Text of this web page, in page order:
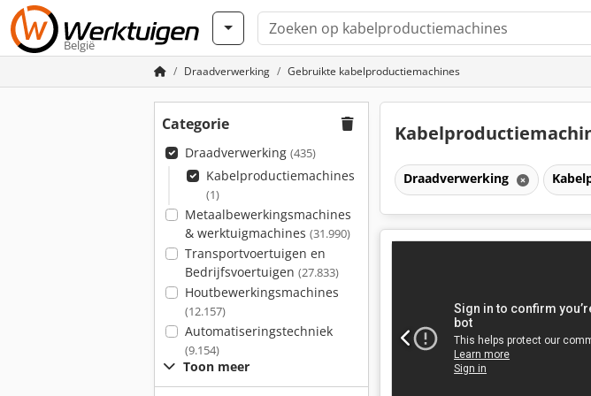
België
Draadverwerking Gebruikte kabelproductiemachines
Categorie
Draadverwerking (435)
Kabelproductiemachines
(1)
Metaalbewerkingsmachines
& werktuigmachines (31.990)
Transportvoertuigen en
Bedrijfsvoertuigen (27.833)
Houtbewerkingsmachines
(12.157)
Automatiseringstechniek
(9.154)
Toon meer
Draadverwerking